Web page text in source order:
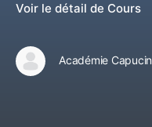
Voir le détail de Cours
Académie Capucin